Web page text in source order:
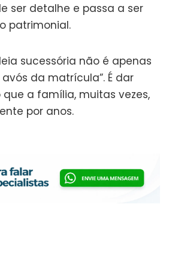
ser detalhe e passa a ser
patrimonial.
sucessória não é apenas
da matrícula”. É dar
a família, muitas vezes,
por anos.